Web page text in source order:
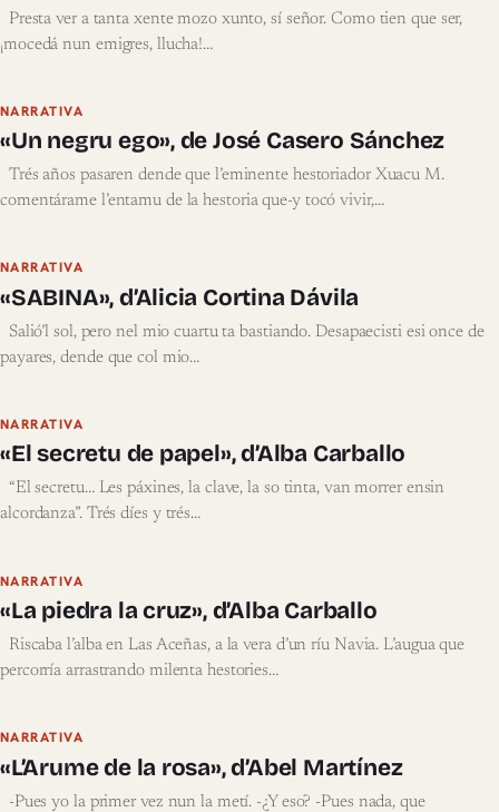
Presta ver a tanta xente mozo xunto, sí señor. Como tien que ser,
¡mocedá nun emigres, llucha!…
NARRATIVA
«Un negru ego», de José Casero Sánchez
Trés años pasaren dende que l’eminente hestoriador Xuacu M.
comentárame l’entamu de la hestoria que-y tocó vivir,…
NARRATIVA
«SABINA», d’Alicia Cortina Dávila
Salió’l sol, pero nel mio cuartu ta bastiando. Desapaecisti esi once de
payares, dende que col mio…
NARRATIVA
«El secretu de papel», d’Alba Carballo
“El secretu… Les páxines, la clave, la so tinta, van morrer ensin
alcordanza”. Trés díes y trés…
NARRATIVA
«La piedra la cruz», d’Alba Carballo
Riscaba l’alba en Las Aceñas, a la vera d’un ríu Navia. L’augua que
percorría arrastrando milenta hestories…
NARRATIVA
«L’Arume de la rosa», d’Abel Martínez
-Pues yo la primer vez nun la metí. -¿Y eso? -Pues nada, que